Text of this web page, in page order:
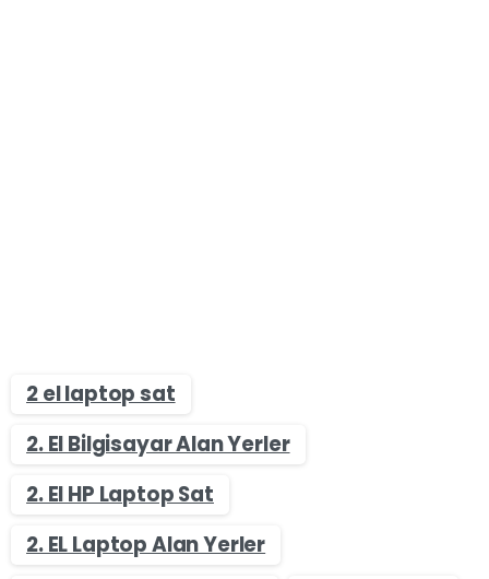
2 el laptop sat
2. El Bilgisayar Alan Yerler
2. El HP Laptop Sat
2. EL Laptop Alan Yerler